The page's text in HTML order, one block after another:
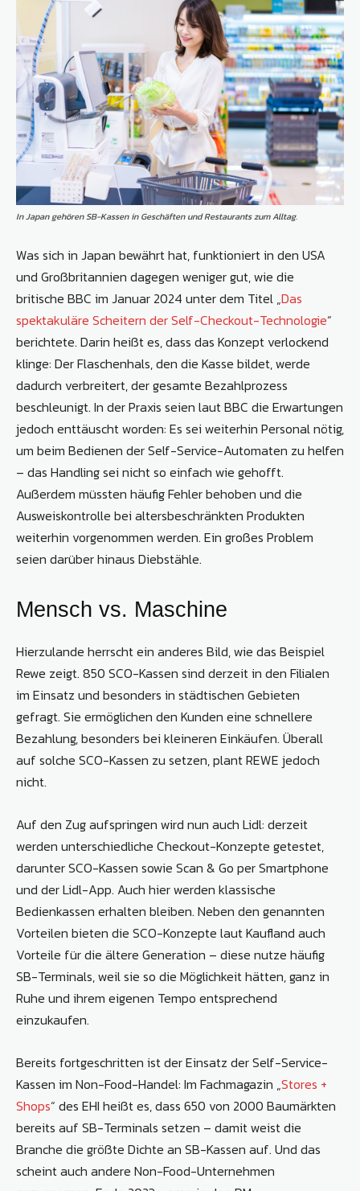
In Japan gehören SB-Kassen in Geschäften und Restaurants zum Alltag.
Was sich in Japan bewährt hat, funktioniert in den USA
und Großbritannien dagegen weniger gut, wie die
britische BBC im Januar 2024 unter dem Titel „Das
spektakuläre Scheitern der Self-Checkout-Technologie“
berichtete. Darin heißt es, dass das Konzept verlockend
klinge: Der Flaschenhals, den die Kasse bildet, werde
dadurch verbreitert, der gesamte Bezahlprozess
beschleunigt. In der Praxis seien laut BBC die Erwartungen
jedoch enttäuscht worden: Es sei weiterhin Personal nötig,
um beim Bedienen der Self-Service-Automaten zu helfen
– das Handling sei nicht so einfach wie gehofft.
Außerdem müssten häufig Fehler behoben und die
Ausweiskontrolle bei altersbeschränkten Produkten
weiterhin vorgenommen werden. Ein großes Problem
seien darüber hinaus Diebstähle.
Mensch vs. Maschine
Hierzulande herrscht ein anderes Bild, wie das Beispiel
Rewe zeigt. 850 SCO-Kassen sind derzeit in den Filialen
im Einsatz und besonders in städtischen Gebieten
gefragt. Sie ermöglichen den Kunden eine schnellere
Bezahlung, besonders bei kleineren Einkäufen. Überall
auf solche SCO-Kassen zu setzen, plant REWE jedoch
nicht.
Auf den Zug aufspringen wird nun auch Lidl: derzeit
werden unterschiedliche Checkout-Konzepte getestet,
darunter SCO-Kassen sowie Scan & Go per Smartphone
und der Lidl-App. Auch hier werden klassische
Bedienkassen erhalten bleiben. Neben den genannten
Vorteilen bieten die SCO-Konzepte laut Kaufland auch
Vorteile für die ältere Generation – diese nutze häufig
SB-Terminals, weil sie so die Möglichkeit hätten, ganz in
Ruhe und ihrem eigenen Tempo entsprechend
einzukaufen.
Bereits fortgeschritten ist der Einsatz der Self-Service-
Kassen im Non-Food-Handel: Im Fachmagazin „Stores +
Shops“ des EHI heißt es, dass 650 von 2000 Baumärkten
bereits auf SB-Terminals setzen – damit weist die
Branche die größte Dichte an SB-Kassen auf. Und das
scheint auch andere Non-Food-Unternehmen